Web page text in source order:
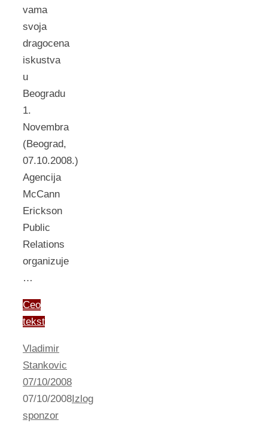
vama
svoja
dragocena
iskustva
u
Beogradu
1.
Novembra
(Beograd,
07.10.2008.)
Agencija
McCann
Erickson
Public
Relations
organizuje
…
Ceo
tekst
Vladimir
Stankovic
07/10/2008
07/10/2008 Izlog
sponzor